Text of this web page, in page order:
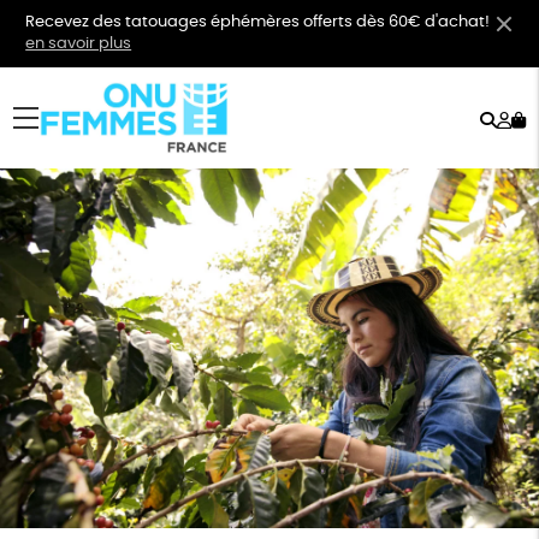
Recevez des tatouages éphémères offerts dès 60€ d'achat!
en savoir plus
menu